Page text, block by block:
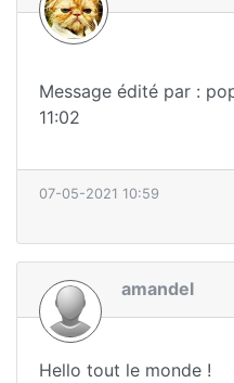
Message édité par :
11:02
07-05-2021 10:59
amandel
Hello tout le monde !